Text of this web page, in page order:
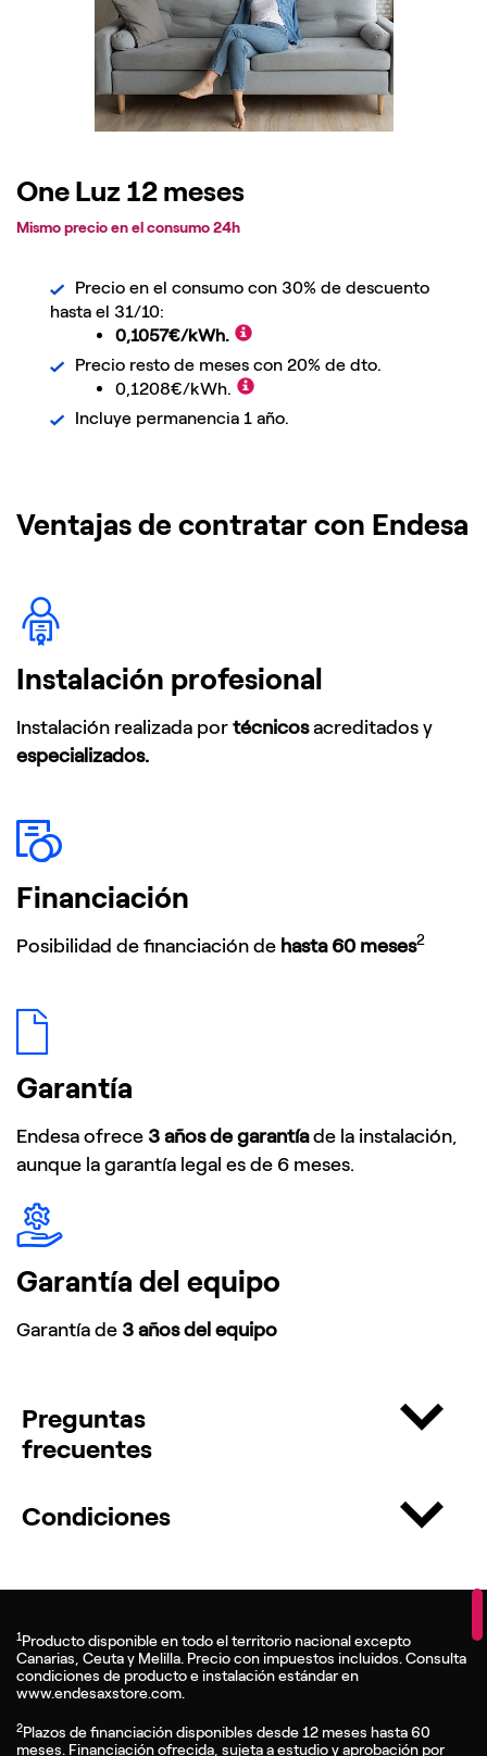
One Luz 12 meses
Mismo precio en el consumo 24h
Precio en el consumo con 30% de descuento
hasta el 31/10:
0,1057€/kWh.
Precio resto de meses con 20% de dto.
0,1208€/kWh.
Incluye permanencia 1 año.
Ventajas de contratar con Endesa
Instalación profesional
Instalación realizada portécnicosacreditados y
especializados.
Financiación
Posibilidad de financiación de hasta 60 meses2
Garantía
Endesa ofrece 3 años de garantíade la instalación,
aunque la garantía legal es de 6 meses.​
Garantía del equipo
Garantía de 3 años del equipo
Preguntas
frecuentes
Condiciones
1Producto disponible en todo el territorio nacional excepto
Canarias, Ceuta y Melilla. Precio con impuestos incluidos. Consulta
condiciones de producto e instalación estándar en
www.endesaxstore.com.
2Plazos de financiación disponibles desde 12 meses hasta 60
meses. Financiación ofrecida, sujeta a estudio y aprobación por